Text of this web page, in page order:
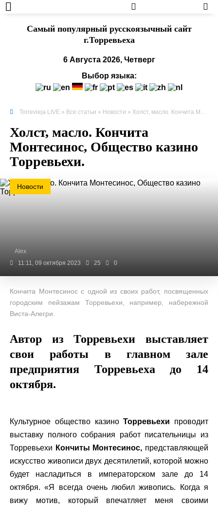
Cамый популярный русскоязычный сайт
г.Торревьеха
6 Августа 2026, Четверг
Выбор языка:
Torrevieja LIVE » Все статьи » Новости » Холст, масло. Кончита Монтесинос, Общество казино Торревьехи.
Холст, масло. Кончита
Монтесинос, Общество казино
Торревьехи.
Новости
Alex
11:11, 09 октября 2023
25 0
Кончита Монтесинос с одной из своих работ, посвященных
городским пейзажам Торревьехи, например, набережной
Виста-Алегри.
Автор из Торревьехи выставляет
свои работы в главном зале
предприятия Торревьеха до 14
октября.
Культурное общество казиноТорревьехи проводит
выставку полного собрания работ писательницы из
Торревьехи Кончиты Монтесинос, представляющей
искусство живописи двух десятилетий, которой можно
будет насладиться в императорском зале до 14
октября. «Я всегда очень любил живопись. Когда я
вижу мотив, который впечатляет меня своими